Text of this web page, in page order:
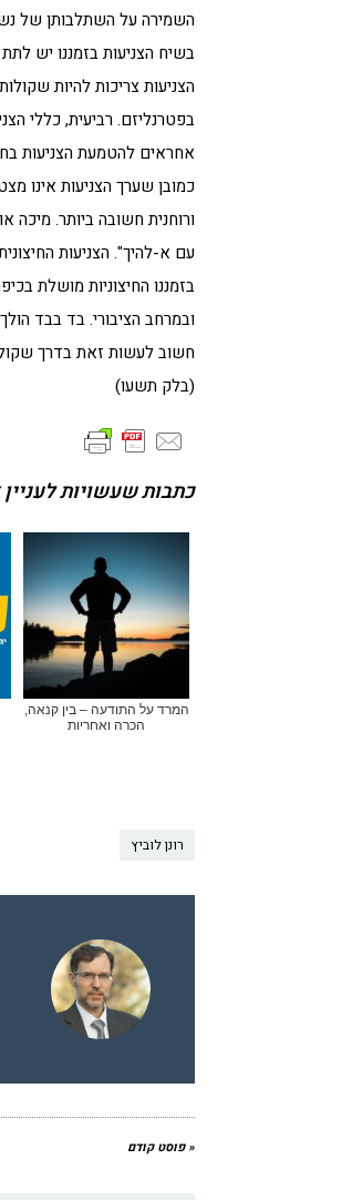
השמירה על השתלבותן של
בשיח הצניעות בזמננו יש
הצניעות צריכות להיות
בפטרנליזם. רביעית, כללי
אחראים להטמעת הצניעות
כמובן שערך הצניעות אינו
ורוחנית חשובה ביותר.
עם א-להיך". הצניעות
בזמננו החיצוניות מושלת
ובמרחב הציבורי. בד בבד
חשוב לעשות זאת בדרך שקולה
(בלק תשעו)
כתבות שעשויות
המרד על התודעה – בין קנאה,
הכרה ואחריות
רונן לוביץ
« פוסט קודם